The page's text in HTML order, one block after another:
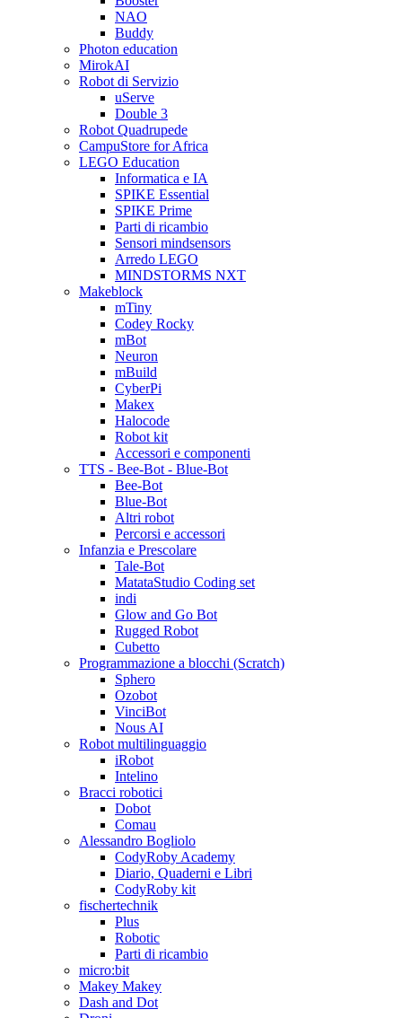
NAO
Buddy
Photon education
MirokAI
Robot di Servizio
uServe
Double 3
Robot Quadrupede
CampuStore for Africa
LEGO Education
Informatica e IA
SPIKE Essential
SPIKE Prime
Parti di ricambio
Sensori mindsensors
Arredo LEGO
MINDSTORMS NXT
Makeblock
mTiny
Codey Rocky
mBot
Neuron
mBuild
CyberPi
Makex
Halocode
Robot kit
Accessori e componenti
TTS - Bee-Bot - Blue-Bot
Bee-Bot
Blue-Bot
Altri robot
Percorsi e accessori
Infanzia e Prescolare
Tale-Bot
MatataStudio Coding set
indi
Glow and Go Bot
Rugged Robot
Cubetto
Programmazione a blocchi (Scratch)
Sphero
Ozobot
VinciBot
Nous AI
Robot multilinguaggio
iRobot
Intelino
Bracci robotici
Dobot
Comau
Alessandro Bogliolo
CodyRoby Academy
Diario, Quaderni e Libri
CodyRoby kit
fischertechnik
Plus
Robotic
Parti di ricambio
micro:bit
Makey Makey
Dash and Dot